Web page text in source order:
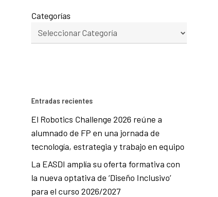
Categorías
Entradas recientes
El Robotics Challenge 2026 reúne a
alumnado de FP en una jornada de
tecnología, estrategia y trabajo en equipo
La EASDI amplía su oferta formativa con
la nueva optativa de ‘Diseño Inclusivo’
para el curso 2026/2027